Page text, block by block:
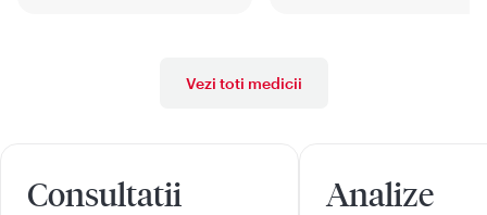
Vezi toti medicii
Consultatii Analize